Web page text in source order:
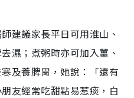
建議家長平日可用淮山、
濕；煮粥時亦可加入薑、
及養脾胃，她說：「還有
友經常吃甜點易惹痰，白